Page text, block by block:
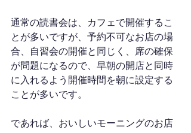
通常の読書会は、カフェで開催するこ
とが多いですが、予約不可なお店の場
合、自習会の開催と同じく、席の確保
が問題になるので、早朝の開店と同時
に入れるよう開催時間を朝に設定する
ことが多いです。
であれば、おいしいモーニングのお店